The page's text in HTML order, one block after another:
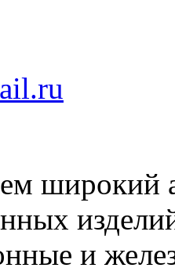
широкий
и